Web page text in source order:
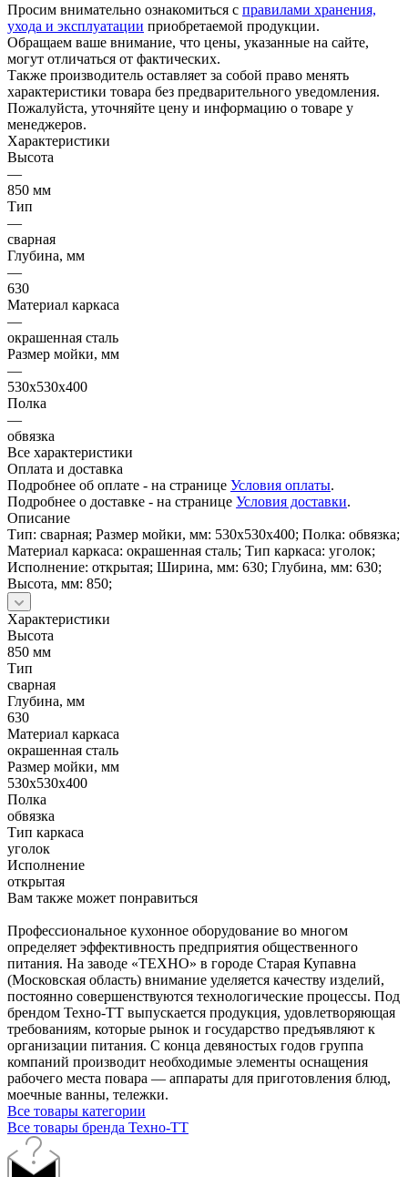
Просим внимательно ознакомиться с правилами хранения,
ухода и эксплуатации приобретаемой продукции.
Обращаем ваше внимание, что цены, указанные на сайте,
могут отличаться от фактических.
Также производитель оставляет за собой право менять
характеристики товара без предварительного уведомления.
Пожалуйста, уточняйте цену и информацию о товаре у
менеджеров.
Характеристики
Высота
—
850 мм
Тип
—
сварная
Глубина, мм
—
630
Материал каркаса
—
окрашенная сталь
Размер мойки, мм
—
530х530х400
Полка
—
обвязка
Все характеристики
Оплата и доставка
Подробнее об оплате - на странице Условия оплаты.
Подробнее о доставке - на странице Условия доставки.
Описание
Тип: сварная; Размер мойки, мм: 530х530х400; Полка: обвязка;
Материал каркаса: окрашенная сталь; Тип каркаса: уголок;
Исполнение: открытая; Ширина, мм: 630; Глубина, мм: 630;
Высота, мм: 850;
Характеристики
Высота
850 мм
Тип
сварная
Глубина, мм
630
Материал каркаса
окрашенная сталь
Размер мойки, мм
530х530х400
Полка
обвязка
Тип каркаса
уголок
Исполнение
открытая
Вам также может понравиться
Профессиональное кухонное оборудование во многом
определяет эффективность предприятия общественного
питания. На заводе «ТЕХНО» в городе Старая Купавна
(Московская область) внимание уделяется качеству изделий,
постоянно совершенствуются технологические процессы. Под
брендом Техно-ТТ выпускается продукция, удовлетворяющая
требованиям, которые рынок и государство предъявляют к
организации питания. С конца девяностых годов группа
компаний производит необходимые элементы оснащения
рабочего места повара — аппараты для приготовления блюд,
моечные ванны, тележки.
Все товары категории
Все товары бренда Техно-ТТ